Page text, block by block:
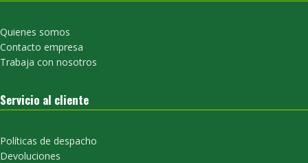
Quienes somos
Contacto empresa
Trabaja con nosotros
Servicio al cliente
Políticas de despacho
Devoluciones